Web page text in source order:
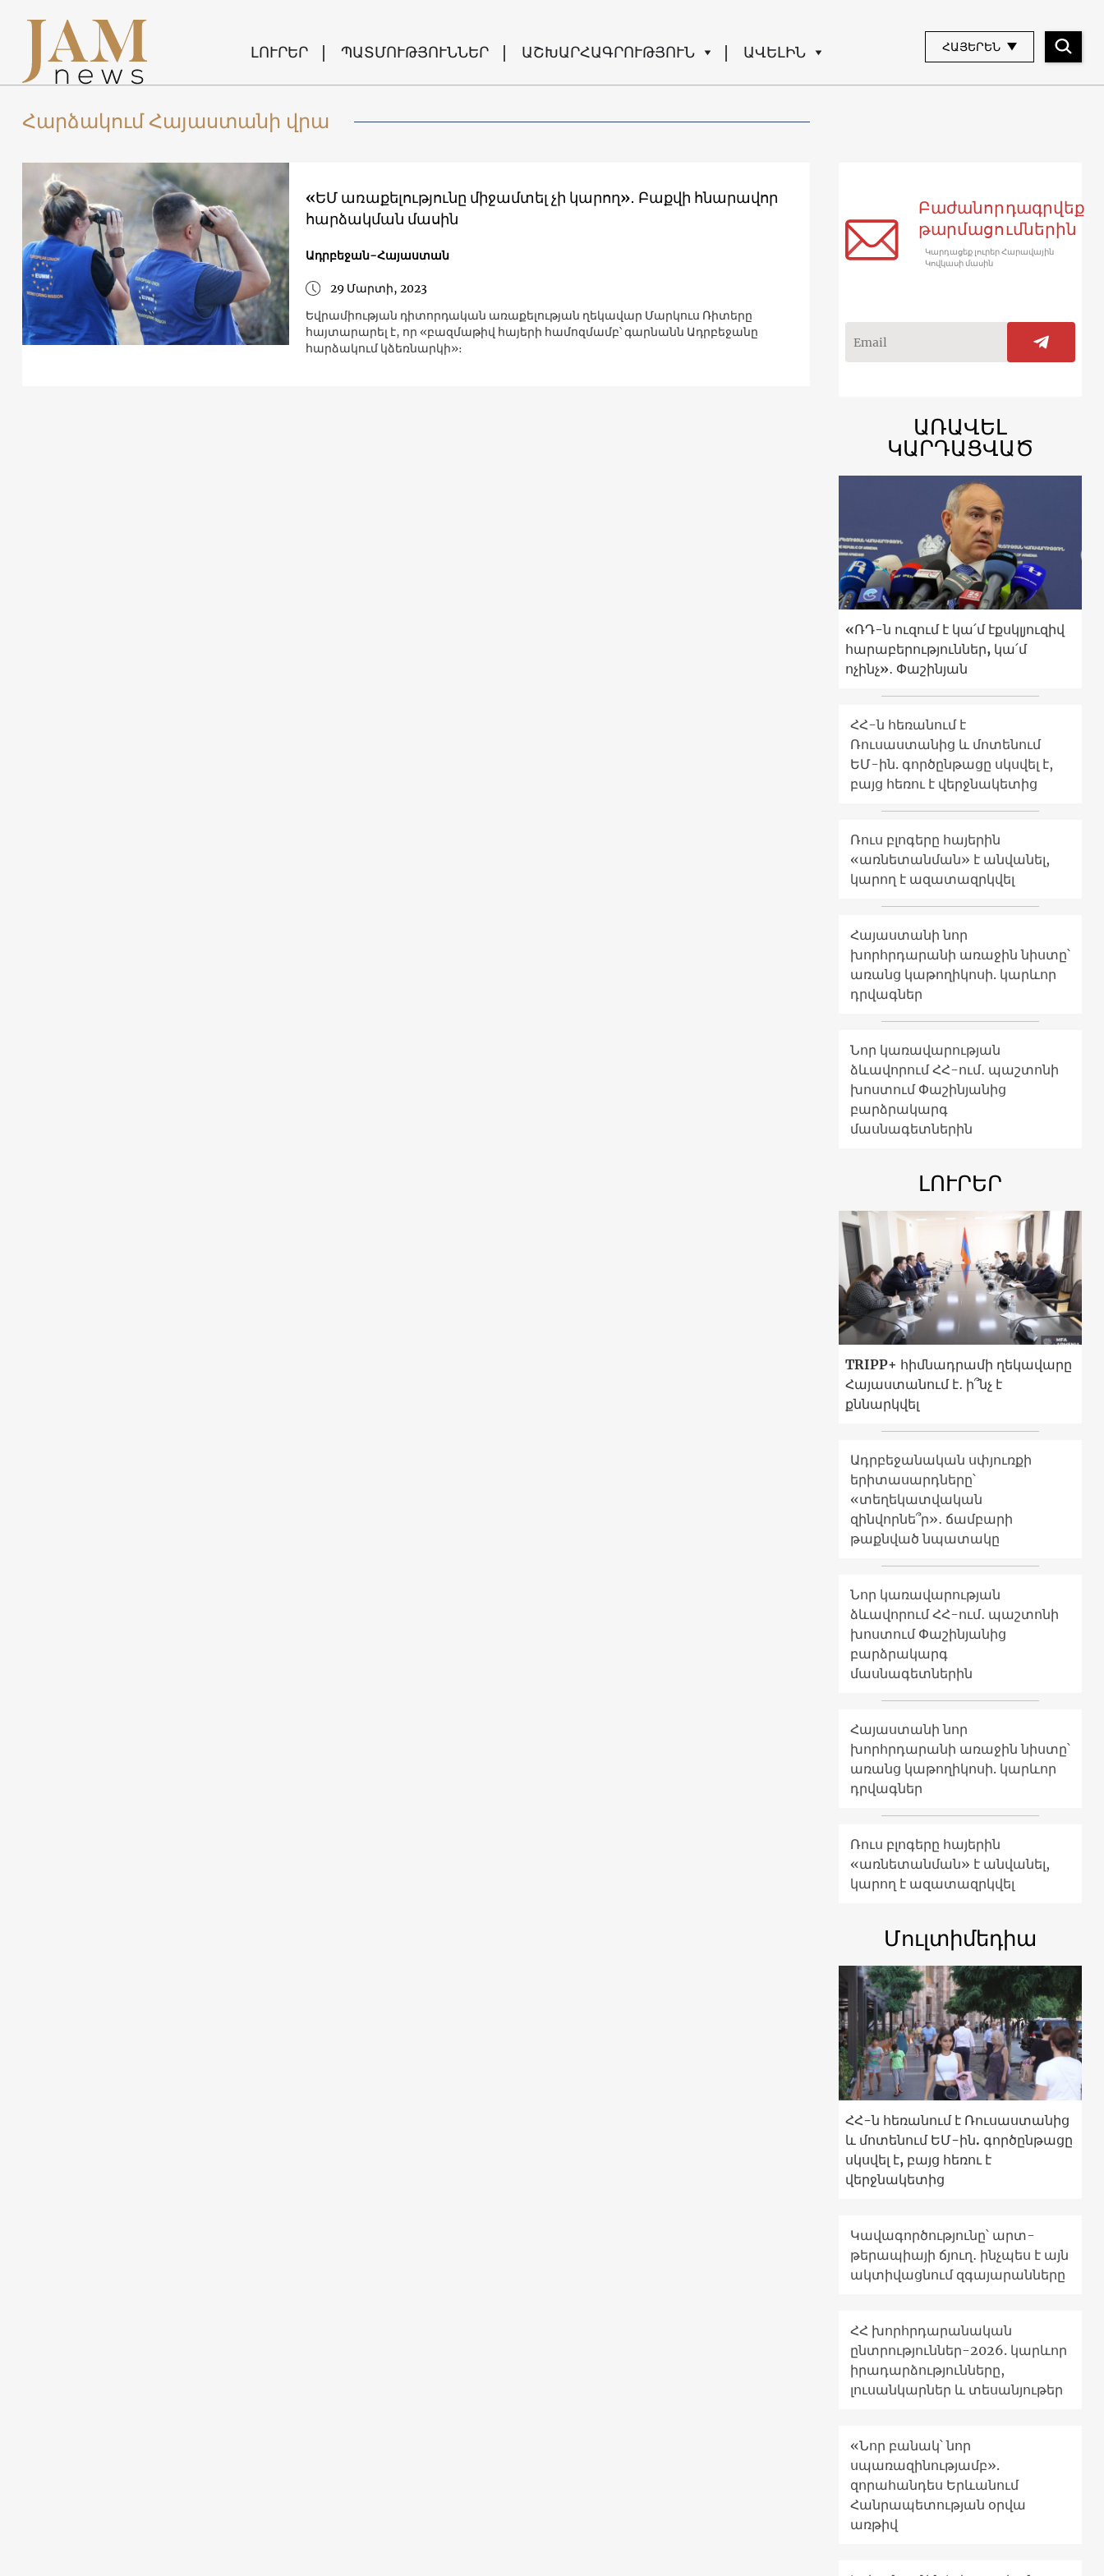
ԼՈՒՐԵՐ ՊԱՏՄՈՒԹՅՈՒՆՆԵՐ ԱՇԽԱՐՀԱԳՐՈՒԹՅՈՒՆ ԱՎԵԼԻՆ ՀԱՅԵՐԵՆ
Հարձակում Հայաստանի վրա
«ԵՄ առաքելությունը միջամտել չի կարող»․ Բաքվի հնարավոր
հարձակման մասին
Ադրբեջան-Հայաստան
29 Մարտի, 2023
Եվրամիության դիտորդական առաքելության ղեկավար Մարկուս Ռիտերը
հայտարարել է, որ «բազմաթիվ հայերի համոզմամբ՝ գարնանն Ադրբեջանը
հարձակում կձեռնարկի»։
Բաժանորդագրվեք
թարմացումներին
Կարդացեք լուրեր Հարավային
Կովկասի մասին
ԱՌԱՎԵԼ
ԿԱՐԴԱՑՎԱԾ
«ՌԴ-ն ուզում է կա՛մ էքսկլյուզիվ
հարաբերություններ, կա՛մ
ոչինչ»․ Փաշինյան
ՀՀ-ն հեռանում է
Ռուսաստանից և մոտենում
ԵՄ-ին. գործընթացը սկսվել է,
բայց հեռու է վերջնակետից
Ռուս բլոգերը հայերին
«առնետանման» է անվանել,
կարող է ազատազրկվել
Հայաստանի նոր
խորհրդարանի առաջին նիստը՝
առանց կաթողիկոսի. կարևոր
դրվագներ
Նոր կառավարության
ձևավորում ՀՀ-ում․ պաշտոնի
խոստում Փաշինյանից
բարձրակարգ
մասնագետներին
ԼՈՒՐԵՐ
TRIPP+ հիմնադրամի ղեկավարը
Հայաստանում է․ ի՞նչ է
քննարկվել
Ադրբեջանական սփյուռքի
երիտասարդները՝
«տեղեկատվական
զինվորնե՞ր»․ ճամբարի
թաքնված նպատակը
Նոր կառավարության
ձևավորում ՀՀ-ում․ պաշտոնի
խոստում Փաշինյանից
բարձրակարգ
մասնագետներին
Հայաստանի նոր
խորհրդարանի առաջին նիստը՝
առանց կաթողիկոսի. կարևոր
դրվագներ
Ռուս բլոգերը հայերին
«առնետանման» է անվանել,
կարող է ազատազրկվել
Մուլտիմեդիա
ՀՀ-ն հեռանում է Ռուսաստանից
և մոտենում ԵՄ-ին. գործընթացը
սկսվել է, բայց հեռու է
վերջնակետից
Կավագործությունը՝ արտ-
թերապիայի ճյուղ․ ինչպես է այն
ակտիվացնում զգայարանները
ՀՀ խորհրդարանական
ընտրություններ-2026. կարևոր
իրադարձությունները,
լուսանկարներ և տեսանյութեր
«Նոր բանակ՝ նոր
սպառազինությամբ».
զորահանդես Երևանում
Հանրապետության օրվա
առթիվ